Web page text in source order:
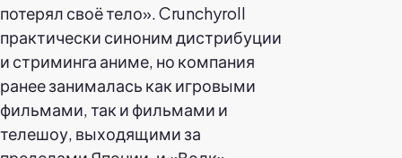
потерял своё тело». Crunchyroll
практически синоним дистрибуции
и стриминга аниме, но компания
ранее занималась как игровыми
фильмами, так и фильмами и
телешоу, выходящими за